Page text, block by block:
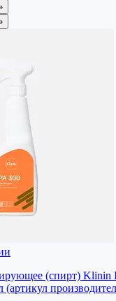
(спирт) Klinin
(артикул